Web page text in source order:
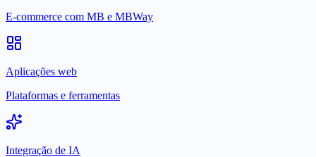
E-commerce com MB e MBWay
Aplicações web
Plataformas e ferramentas
Integração de IA